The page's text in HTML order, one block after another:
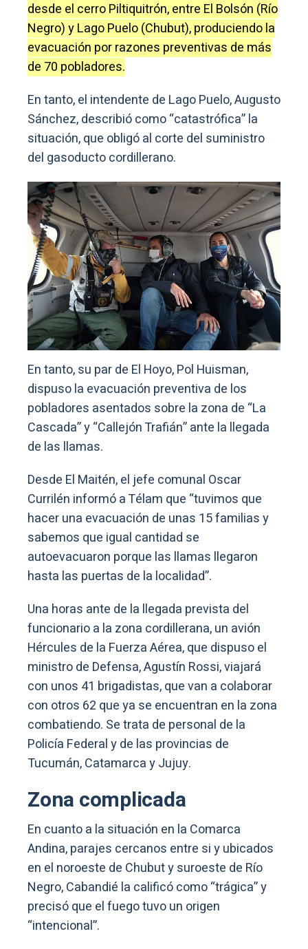
desde el cerro Piltiquitrón, entre El Bolsón (Río
Negro) y Lago Puelo (Chubut), produciendo la
evacuación por razones preventivas de más
de 70 pobladores.
En tanto, el intendente de Lago Puelo, Augusto
Sánchez, describió como “catastrófica” la
situación, que obligó al corte del suministro
del gasoducto cordillerano.
En tanto, su par de El Hoyo, Pol Huisman,
dispuso la evacuación preventiva de los
pobladores asentados sobre la zona de “La
Cascada” y “Callejón Trafián” ante la llegada
de las llamas.
Desde El Maitén, el jefe comunal Oscar
Currilén informó a Télam que “tuvimos que
hacer una evacuación de unas 15 familias y
sabemos que igual cantidad se
autoevacuaron porque las llamas llegaron
hasta las puertas de la localidad”.
Una horas ante de la llegada prevista del
funcionario a la zona cordillerana, un avión
Hércules de la Fuerza Aérea, que dispuso el
ministro de Defensa, Agustín Rossi, viajará
con unos 41 brigadistas, que van a colaborar
con otros 62 que ya se encuentran en la zona
combatiendo. Se trata de personal de la
Policía Federal y de las provincias de
Tucumán, Catamarca y Jujuy.
Zona complicada
En cuanto a la situación en la Comarca
Andina, parajes cercanos entre si y ubicados
en el noroeste de Chubut y suroeste de Río
Negro, Cabandié la calificó como “trágica” y
precisó que el fuego tuvo un origen
“intencional”.